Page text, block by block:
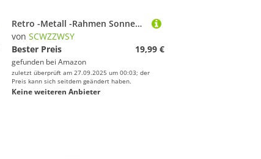
Retro -Metall -Rahmen Sonnenbrille Männer Strand Outdoor Frauen Sonnenbrillen Brillen Schatten Schwarz gelb rote UV400
von SCWZZWSY
Bester Preis
19,99 €
gefunden bei Amazon
zuletzt überprüft am 27.09.2025 um 00:03; der
Preis kann sich seitdem geändert haben.
Keine weiteren Anbieter